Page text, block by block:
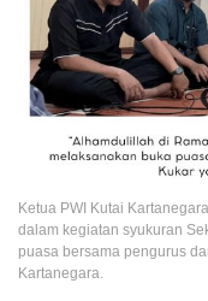
Ketua PWI Kutai
dalam kegiatan syukuran
puasa bersama pengurus
Kartanegara.